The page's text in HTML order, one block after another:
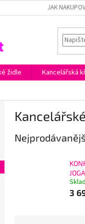
JAK
židle Kancelářská
3